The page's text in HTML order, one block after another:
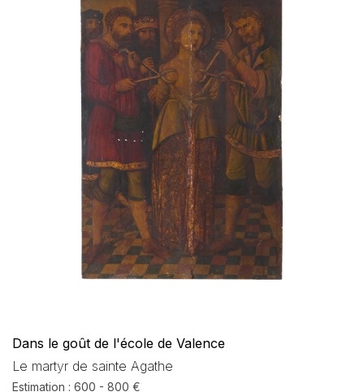
Dans le goût de l'école de Valence
Le martyr de sainte Agathe
Estimation : 600 - 800 €